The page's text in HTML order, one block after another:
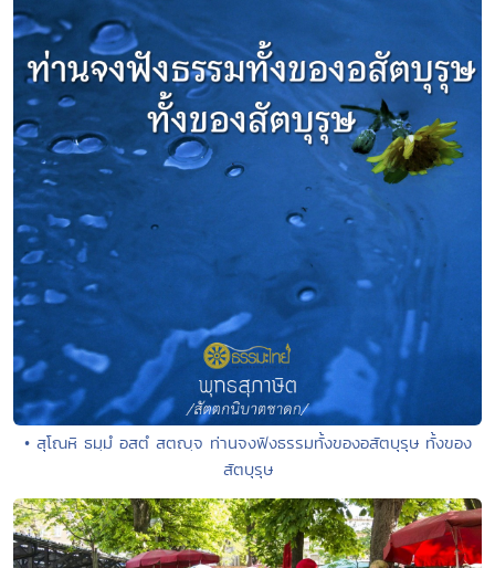
• สุโณหิ ธมฺมํ อสตํ สตญฺจ ท่านจงฟังธรรมทั้งของอสัตบุรุษ ทั้งของ
สัตบุรุษ